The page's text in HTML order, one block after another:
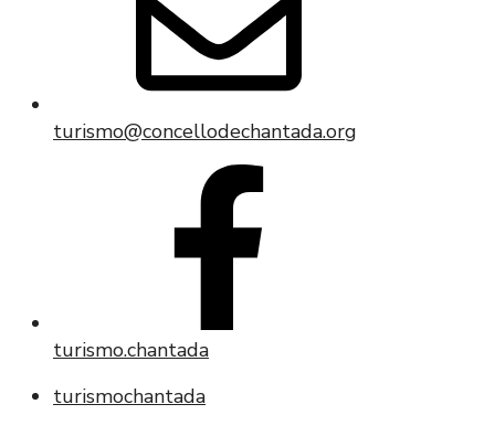
turismo@concellodechantada.org
turismo.chantada
turismochantada